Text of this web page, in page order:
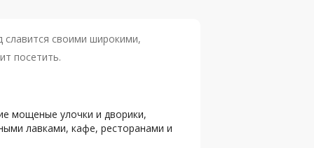
славится своими широкими,
посетить.
мощеные улочки и дворики,
лавками, кафе, ресторанами и